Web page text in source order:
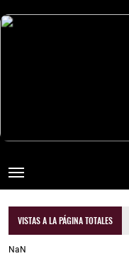
VISTAS A LA PÁGINA TOTALES
NaN